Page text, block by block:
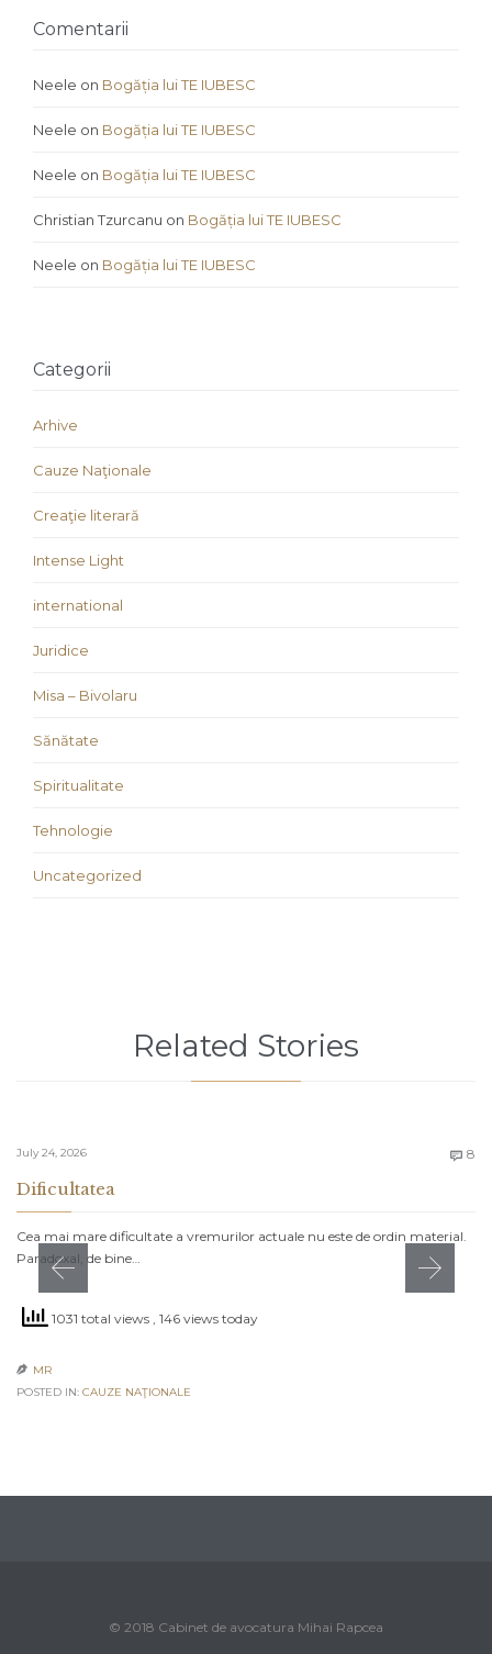
Comentarii
Neele on Bogăția lui TE IUBESC
Neele on Bogăția lui TE IUBESC
Neele on Bogăția lui TE IUBESC
Christian Tzurcanu on Bogăția lui TE IUBESC
Neele on Bogăția lui TE IUBESC
Categorii
Arhive
Cauze Naţionale
Creaţie literară
Intense Light
international
Juridice
Misa – Bivolaru
Sănătate
Spiritualitate
Tehnologie
Uncategorized
Related Stories
July 24, 2026  8
Dificultatea
Cea mai mare dificultate a vremurilor actuale nu este de ordin material.
Paradoxal, de bine…
1031 total views , 146 views today
 MR
POSTED IN: CAUZE NAŢIONALE
© 2018 Cabinet de avocatura Mihai Rapcea